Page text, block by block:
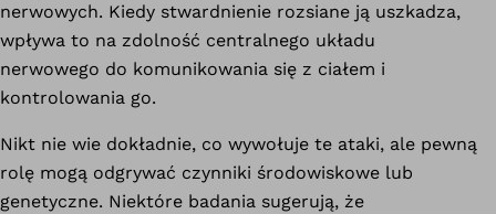
nerwowych. Kiedy stwardnienie rozsiane ją uszkadza,
wpływa to na zdolność centralnego układu
nerwowego do komunikowania się z ciałem i
kontrolowania go.
Nikt nie wie dokładnie, co wywołuje te ataki, ale pewną
rolę mogą odgrywać czynniki środowiskowe lub
genetyczne. Niektóre badania sugerują, że